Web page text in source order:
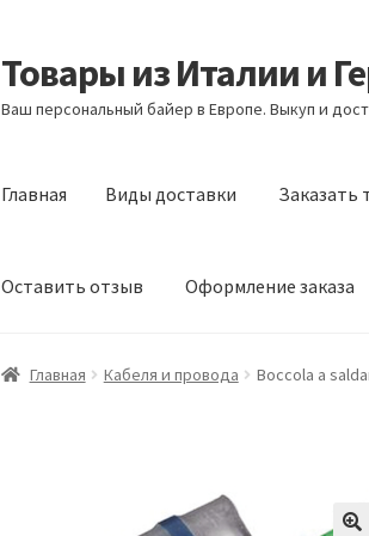
Перейти
к
навигации
Перейти
к
содержимому
Товары из Италии и
Ваш персональный байер в Европе. Выкуп и
Главная Виды доставки Заказать
Оставить отзыв Оформление заказа
Главная Виды доставки Заказать товары
Главная Кабеля и провода Boccola a